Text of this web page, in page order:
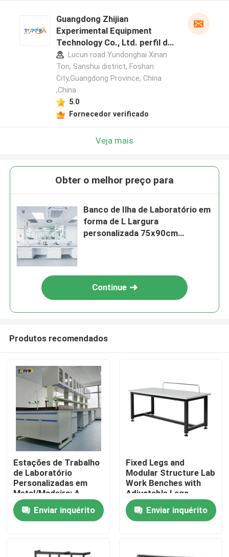
Casa
Produtos
Guangdong Zhijian
Experimental Equipment
Technology Co., Ltd. perfil do
fabricante
Lucun road Yundonghai Xinan
Ton, Sanshui district, Foshan
City,Guangdong Province, China
,China
5.0
Fornecedor verificado
Veja mais
Obter o melhor preço para
Banco de Ilha de Laboratório em
forma de L Largura
personalizada 75x90cm
Continue
Produtos recomendados
Estações de Trabalho
de Laboratório
Personalizadas em
Metal/Madeira: A
Solução Perfeita para
as Necessidades do
Seu Espaço de
Enviar inquérito
Fixed Legs and
Modular Structure Lab
Work Benches with
Adjustable Legs
Enviar inquérito